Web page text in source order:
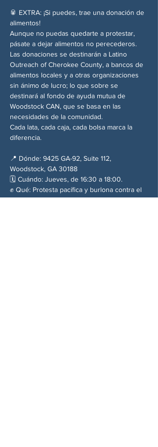
🥫 EXTRA: ¡Si puedes, trae una donación de
alimentos!
Aunque no puedas quedarte a protestar,
pásate a dejar alimentos no perecederos.
Las donaciones se destinarán a Latino
Outreach of Cherokee County, a bancos de
alimentos locales y a otras organizaciones
sin ánimo de lucro; lo que sobre se
destinará al fondo de ayuda mutua de
Woodstock CAN, que se basa en las
necesidades de la comunidad.
Cada lata, cada caja, cada bolsa marca la
diferencia.
📍 Dónde: 9425 GA-92, Suite 112,
Woodstock, GA 30188
🗓️ Cuándo: Jueves, de 16:30 a 18:00.
✊ Qué: Protesta pacífica y burlona contra el
silencio del Partido Republicano y el